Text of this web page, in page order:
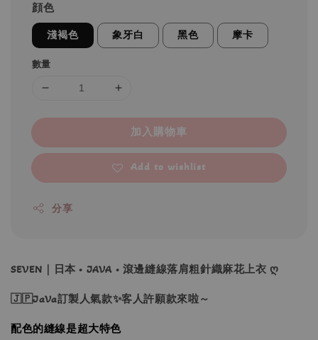
顔色
淺褐色 象牙白 黑色 摩卡
數量
加入購物車
Add to wishlist
分享
SEVEN｜日本 • JAVA • 滾邊縫線落肩粗針織麻花上衣 ღ
🇯🇵JaVa訂製人氣款✨客人許願款來啦～
配色的縫線是超大特色